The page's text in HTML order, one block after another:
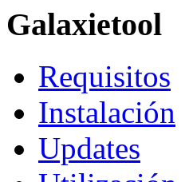
Galaxietool
Requisitos
Instalación
Updates